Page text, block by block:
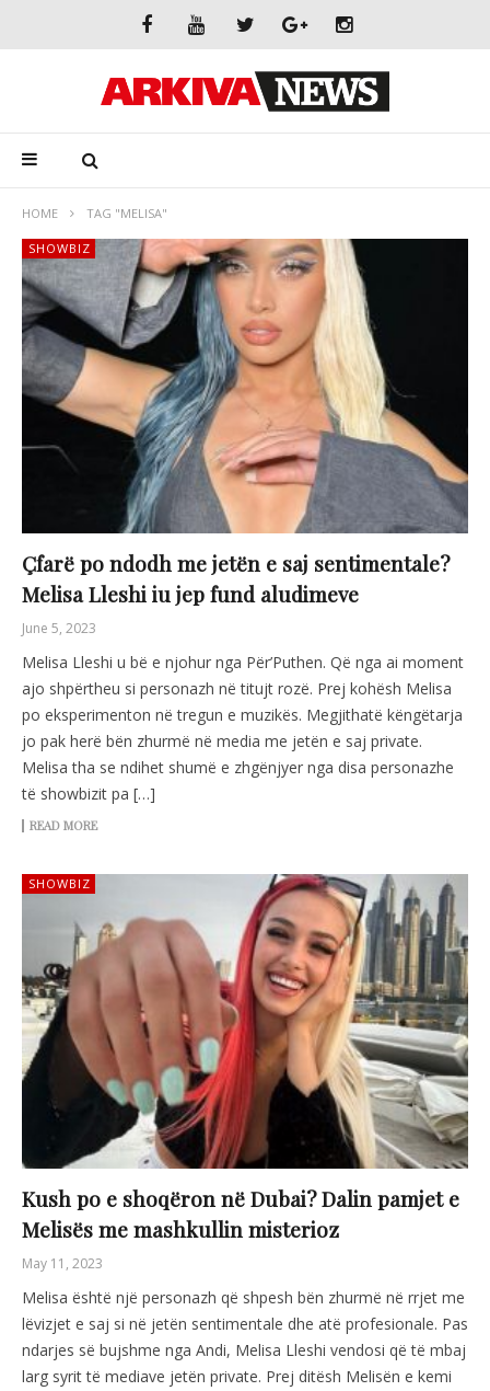
HOME TAG "MELISA"
SHOWBIZ
Çfarë po ndodh me jetën e saj sentimentale?
Melisa Lleshi iu jep fund aludimeve
June 5, 2023
Melisa Lleshi u bë e njohur nga Për’Puthen. Që nga ai moment
ajo shpërtheu si personazh në titujt rozë. Prej kohësh Melisa
po eksperimenton në tregun e muzikës. Megjithatë këngëtarja
jo pak herë bën zhurmë në media me jetën e saj private.
Melisa tha se ndihet shumë e zhgënjyer nga disa personazhe
të showbizit pa […]
READ MORE
SHOWBIZ
Kush po e shoqëron në Dubai? Dalin pamjet e
Melisës me mashkullin misterioz
May 11, 2023
Melisa është një personazh që shpesh bën zhurmë në rrjet me
lëvizjet e saj si në jetën sentimentale dhe atë profesionale. Pas
ndarjes së bujshme nga Andi, Melisa Lleshi vendosi që të mbaj
larg syrit të mediave jetën private. Prej ditësh Melisën e kemi